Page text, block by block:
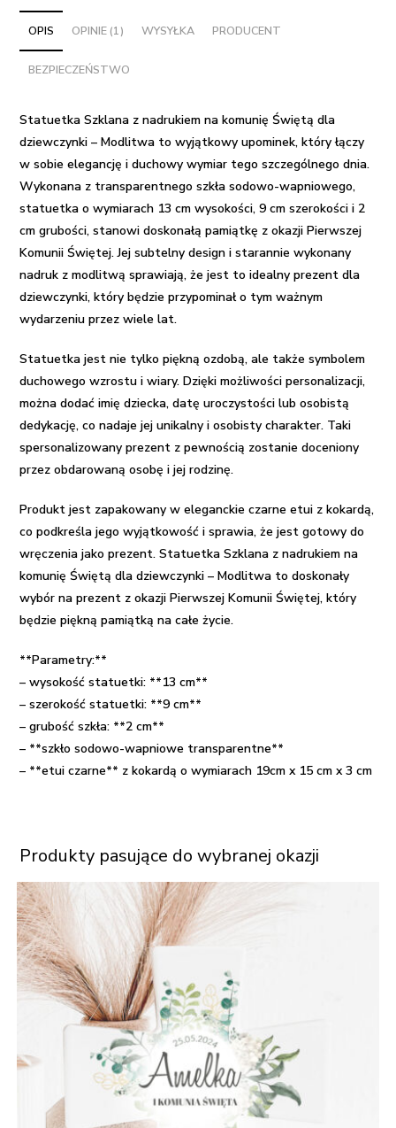
OPIS OPINIE (1) WYSYŁKA PRODUCENT
BEZPIECZEŃSTWO
Statuetka Szklana z nadrukiem na komunię Świętą dla
dziewczynki – Modlitwa to wyjątkowy upominek, który łączy
w sobie elegancję i duchowy wymiar tego szczególnego dnia.
Wykonana z transparentnego szkła sodowo-wapniowego,
statuetka o wymiarach 13 cm wysokości, 9 cm szerokości i 2
cm grubości, stanowi doskonałą pamiątkę z okazji Pierwszej
Komunii Świętej. Jej subtelny design i starannie wykonany
nadruk z modlitwą sprawiają, że jest to idealny prezent dla
dziewczynki, który będzie przypominał o tym ważnym
wydarzeniu przez wiele lat.
Statuetka jest nie tylko piękną ozdobą, ale także symbolem
duchowego wzrostu i wiary. Dzięki możliwości personalizacji,
można dodać imię dziecka, datę uroczystości lub osobistą
dedykację, co nadaje jej unikalny i osobisty charakter. Taki
spersonalizowany prezent z pewnością zostanie doceniony
przez obdarowaną osobę i jej rodzinę.
Produkt jest zapakowany w eleganckie czarne etui z kokardą,
co podkreśla jego wyjątkowość i sprawia, że jest gotowy do
wręczenia jako prezent. Statuetka Szklana z nadrukiem na
komunię Świętą dla dziewczynki – Modlitwa to doskonały
wybór na prezent z okazji Pierwszej Komunii Świętej, który
będzie piękną pamiątką na całe życie.
**Parametry:**
– wysokość statuetki: **13 cm**
– szerokość statuetki: **9 cm**
– grubość szkła: **2 cm**
– **szkło sodowo-wapniowe transparentne**
– **etui czarne** z kokardą o wymiarach 19cm x 15 cm x 3 cm
Produkty pasujące do wybranej okazji